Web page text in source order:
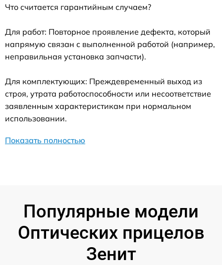
Что считается гарантийным случаем?
Для работ: Повторное проявление дефекта, который
напрямую связан с выполненной работой (например,
неправильная установка запчасти).
Для комплектующих: Преждевременный выход из
строя, утрата работоспособности или несоответствие
заявленным характеристикам при нормальном
использовании.
Показать полностью
Популярные модели
Оптических прицелов
Зенит